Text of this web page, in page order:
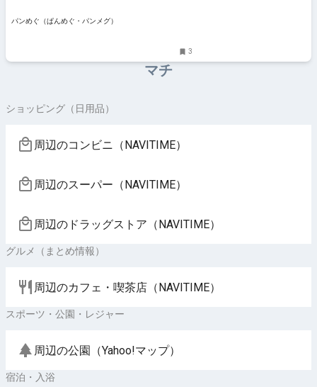
【boulangerie dodo（ブーランジ
パンめぐ（ぱんめぐ・パンメグ）
3
マチ
ショッピング（日用品）
周辺のコンビニ（NAVITIME）
周辺のスーパー（NAVITIME）
周辺のドラッグストア（NAVITIME）
グルメ（まとめ情報）
周辺のカフェ・喫茶店（NAVITIME）
スポーツ・公園・レジャー
周辺の公園（Yahoo!マップ）
宿泊・入浴